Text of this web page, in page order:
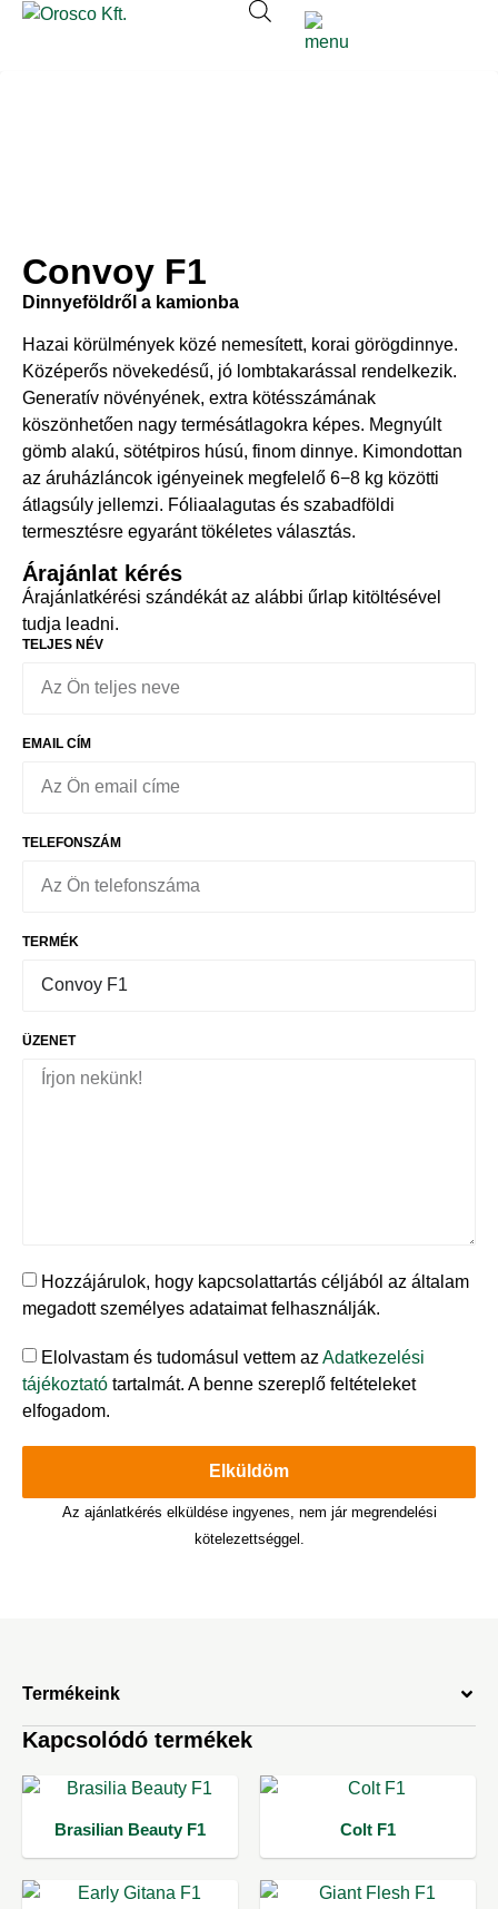
Convoy F1
Dinnyeföldről a kamionba
Hazai körülmények közé nemesített, korai görögdinnye.
Középerős növekedésű, jó lombtakarással rendelkezik.
Generatív növényének, extra kötésszámának
köszönhetően nagy termésátlagokra képes. Megnyúlt
gömb alakú, sötétpiros húsú, finom dinnye. Kimondottan
az áruházláncok igényeinek megfelelő 6−8 kg közötti
átlagsúly jellemzi. Fóliaalagutas és szabadföldi
termesztésre egyaránt tökéletes választás.
Árajánlat kérés
Árajánlatkérési szándékát az alábbi űrlap kitöltésével
tudja leadni.
TELJES NÉV
EMAIL CÍM
TELEFONSZÁM
TERMÉK
ÜZENET
Hozzájárulok, hogy kapcsolattartás céljából az általam
megadott személyes adataimat felhasználják.
Elolvastam és tudomásul vettem az Adatkezelési
tájékoztató tartalmát. A benne szereplő feltételeket
elfogadom.
Elküldöm
Az ajánlatkérés elküldése ingyenes, nem jár megrendelési
kötelezettséggel.
Termékeink
Kapcsolódó termékek
Brasilian Beauty F1 Colt F1